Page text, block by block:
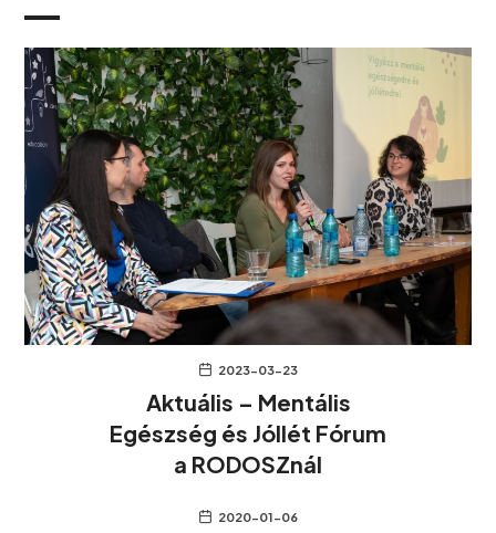
2023-03-23
Aktuális – Mentális
Egészség és Jóllét Fórum
a RODOSZnál
2020-01-06